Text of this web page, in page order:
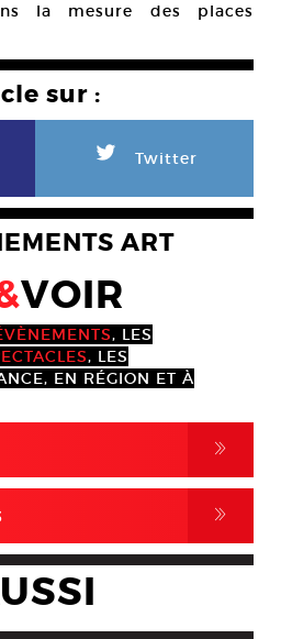
la mesure des places
sur :
L Twitter
ART
VOIR
, LES
, LES
EN RÉGION ET À
,
,